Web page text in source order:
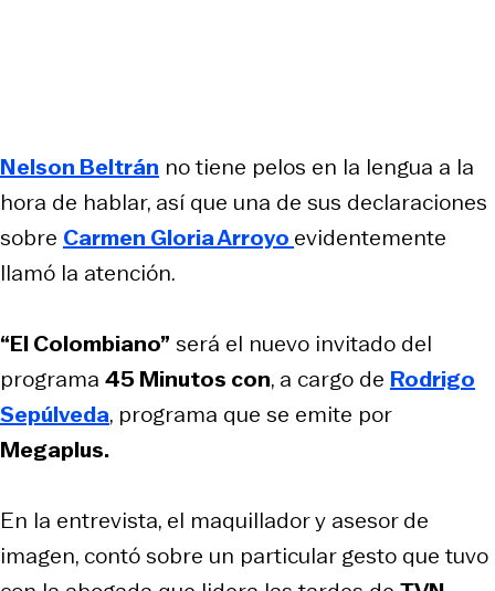
Nelson Beltrán no tiene pelos en la lengua a la
hora de hablar, así que una de sus declaraciones
sobre Carmen Gloria Arroyo evidentemente
llamó la atención.
“El Colombiano” será el nuevo invitado del
programa 45 Minutos con, a cargo de Rodrigo
Sepúlveda, programa que se emite por
Megaplus.
En la entrevista, el maquillador y asesor de
imagen, contó sobre un particular gesto que tuvo